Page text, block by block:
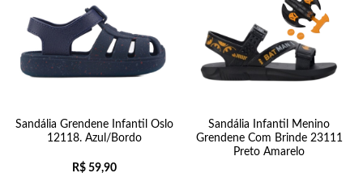
Sandália Grendene Infantil Oslo
12118. Azul/Bordo
R$59,90
Sandália Infantil Menino
Grendene Com Brinde 23111
Preto Amarelo